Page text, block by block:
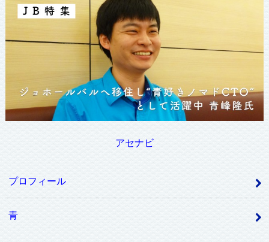
アセナビ
プロフィール
青